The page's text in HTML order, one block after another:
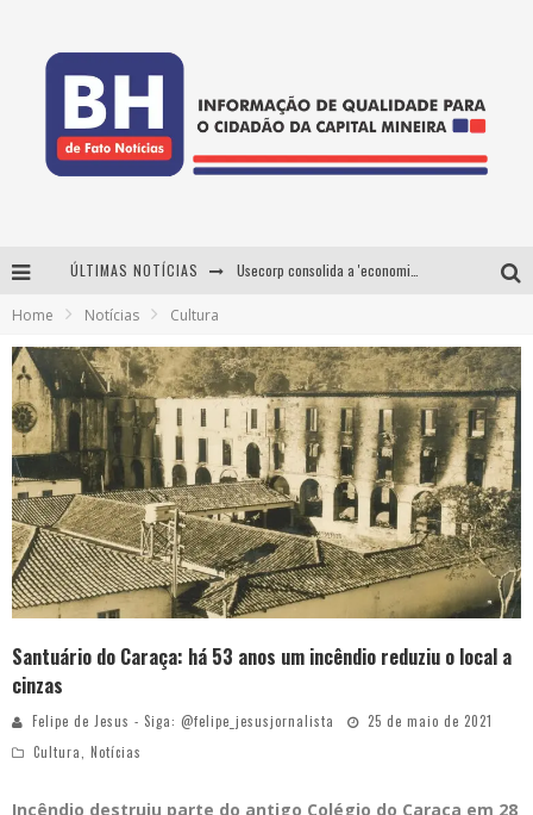
ÚLTIMAS NOTÍCIAS
De BH para o mundo: conheça a stylist mineira por trás de turnês e campanhas globais
Projeta Cultura abre inscrições gratuitas em Conselheiro Lafaiete para oficinas de elaboração de projetos culturais e inteligência artificial
Home Notícias Cultura
Santuário do Caraça: há 53 anos um incêndio reduziu o local a
cinzas
Felipe de Jesus - Siga: @felipe_jesusjornalista
25 de maio de 2021
Cultura, Notícias
Incêndio destruiu parte do antigo Colégio do Caraça em 28